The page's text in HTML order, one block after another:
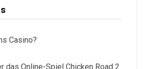
Casino?
das Online-Spiel Chicken Road 2